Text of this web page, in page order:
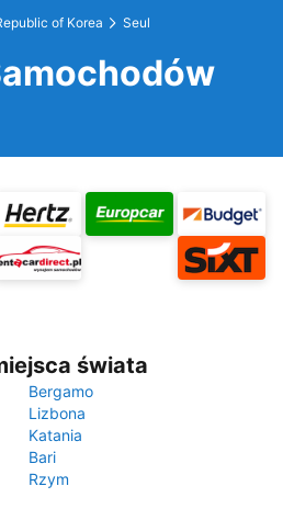
of Korea Seul
świata
Bergamo
Lizbona
Katania
Bari
Rzym